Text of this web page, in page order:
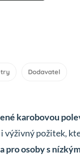
Dodavatel
karobovou
výživný požitek,
pro osoby s